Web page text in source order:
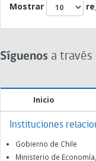
Mostrar
Síguenos a través
Inicio
Instituciones
Gobierno de Chile
Ministerio de